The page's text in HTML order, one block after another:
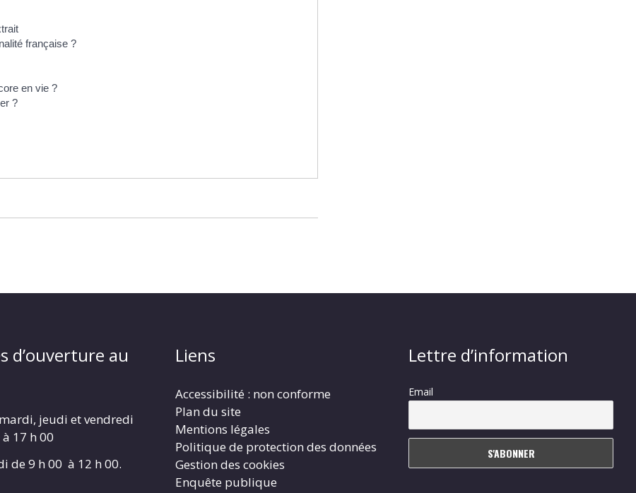
française ?
en vie ?
?
d’ouverture au
jeudi et vendredi
17 h 00
de 9 h 00 à 12 h 00.
Liens
Accessibilité : non conforme
Plan du site
Mentions légales
Politique de protection des données
Gestion des cookies
Enquête publique
Lettre d’information
Email